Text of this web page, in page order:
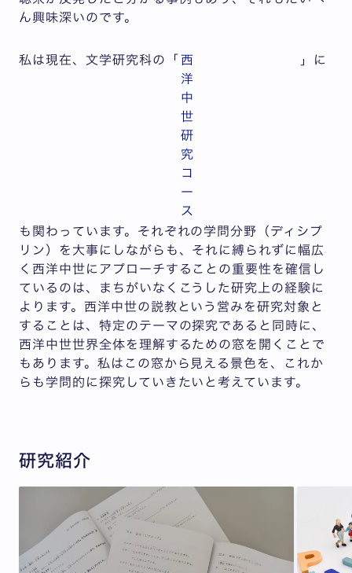
ん興味深いのです。
私は現在、文学研究科の「西
洋
中
世
研
究
コ
ー
ス
」に
も関わっています。それぞれの学問分野（ディシプ
リン）を大事にしながらも、それに縛られずに幅広
く西洋中世にアプローチすることの重要性を確信し
ているのは、まちがいなくこうした研究上の経験に
よります。西洋中世の説教という営みを研究対象と
することは、特定のテーマの探究であると同時に、
西洋中世世界全体を理解するための窓を開くことで
もあります。私はこの窓から見える景色を、これか
らも学問的に探究していきたいと考えています。
研究紹介